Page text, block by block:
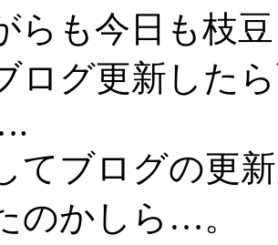
らも今日も枝
ログ更新した
てブログの更
のかしら…。